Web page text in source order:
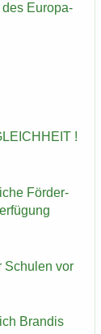
des Eu­ro­pa­
!
För­der­
Schu­len vor
Bran­dis